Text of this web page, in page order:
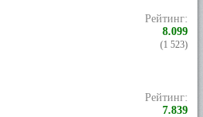
Рейтинг:
8.099
(1 523)
Рейтинг:
7.839